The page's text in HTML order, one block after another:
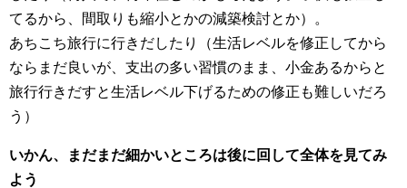
てるから、間取りも縮小とかの減築検討とか）。
あちこち旅行に行きだしたり（生活レベルを修正してから
ならまだ良いが、支出の多い習慣のまま、小金あるからと
旅行行きだすと生活レベル下げるための修正も難しいだろ
う）
いかん、まだまだ細かいところは後に回して全体を見てみ
よう